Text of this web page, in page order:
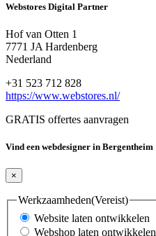
Webstores Digital Partner
Hof van Otten 1
7771 JA Hardenberg
Nederland
+31 523 712 828
https://www.webstores.nl/
GRATIS offertes aanvragen
Vind een webdesigner in Bergentheim
×
Werkzaamheden(Vereist)
Website laten ontwikkelen
Webshop laten ontwikkelen